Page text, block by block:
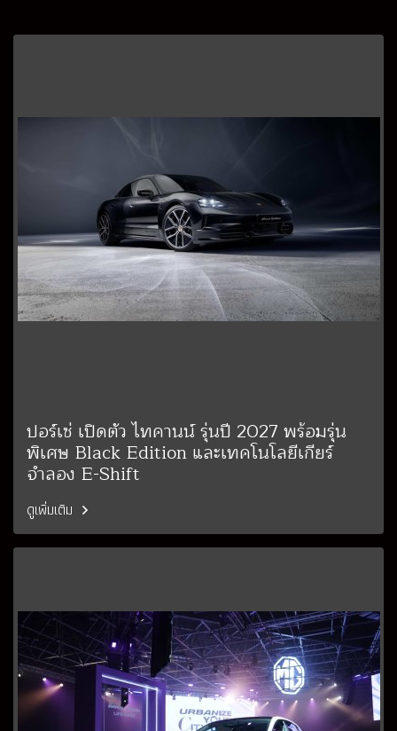
ปอร์เช่ เปิดตัว ไทคานน์ รุ่นปี 2027 พร้อมรุ่น
พิเศษ Black Edition และเทคโนโลยีเกียร์
จำลอง E-Shift
ดูเพิ่มเติม